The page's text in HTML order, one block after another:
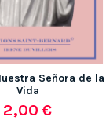
Señora de la
Vida
2,00 €